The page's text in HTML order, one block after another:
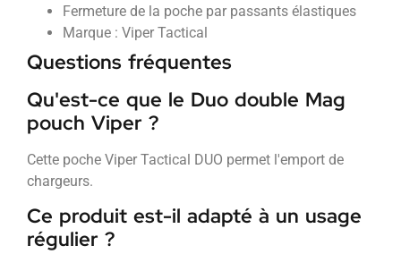
Fermeture de la poche par passants élastiques
Marque : Viper Tactical
Questions fréquentes
Qu'est-ce que le Duo double Mag
pouch Viper ?
Cette poche Viper Tactical DUO permet l'emport de
chargeurs.
Ce produit est-il adapté à un usage
régulier ?